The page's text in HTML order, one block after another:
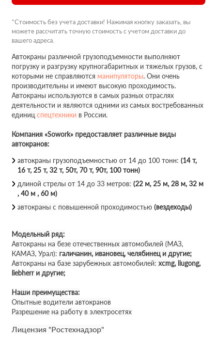
*Стоимость без учета доставки! Нажимая кнопку заказать, вы
можете рассчитать точную стоимость с учетом доставки до
вашего адреса.
Автокраны различной грузоподъемности выполняют
погрузку и разгрузку крупногабаритных и тяжелых грузов, с
которыми не справляются манипуляторы. Они очень
производительны и имеют высокую проходимость.
Автокраны используются в самых разных отраслях
деятельности и являются одними из самых востребованных
единиц спецтехники в России.
Компания «Sowork» предоставляет различные виды
автокранов:
автокраны грузоподъемностью от 14 до 100 тонн: (14 т,
16 т, 25 т, 32 т, 50т, 70 т, 90т, 100 тонн)
длиной стрелы от 14 до 33 метров: (22 м, 25 м, 28 м, 32 м
, 40 м , 60 м)
автокраны с повышенной проходимостью (вездеходы)
Модельный ряд:
Автокраны на безе отечественных автомобилей (МАЗ,
КАМАЗ, Урал): галичанин, ивановец, челябинец и другие;
Автокраны на базе зарубежных автомобилей: xcmg, liugong,
liebherr и другие;
Наши преимущества:
Опытные водители автокранов
Разрешение на работу в электросетях
Лицензия "Ростехнадзор"